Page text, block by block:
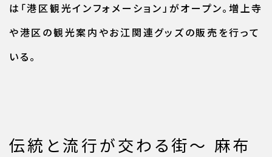
は「港区観光インフォメーション」がオープン。増上寺
や港区の観光案内やお江関連グッズの販売を行って
いる。
伝統と流行が交わる街〜 麻布